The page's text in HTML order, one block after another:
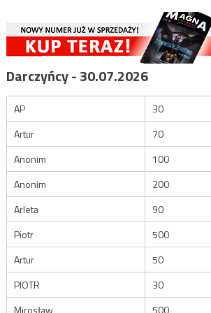
Darczyńcy - 30.07.2026
AP
30
Artur
70
Anonim
100
Anonim
200
Arleta
90
Piotr
500
Artur
50
PIOTR
30
Mirosław
500